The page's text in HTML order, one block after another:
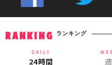
RANKING ランキング
DAILY
24時間